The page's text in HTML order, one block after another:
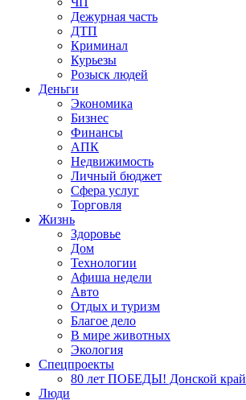
Дежурная часть
ДТП
Криминал
Курьезы
Розыск людей
Деньги
Экономика
Бизнес
Финансы
АПК
Недвижимость
Личный бюджет
Сфера услуг
Торговля
Жизнь
Здоровье
Дом
Технологии
Афиша недели
Авто
Отдых и туризм
Благое дело
В мире животных
Экология
Спецпроекты
80 лет ПОБЕДЫ! Донской край
Люди